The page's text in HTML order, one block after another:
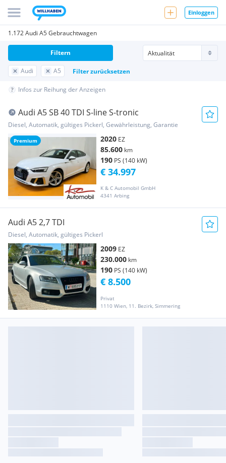
Einloggen
1.172 Audi A5 Gebrauchtwagen
Audi A5 Filter zurücksetzen
Filtern
Infos zur Reihung der Anzeigen
Premium
Audi A5 SB 40 TDI S-line S-tronic
Diesel, Automatik, gültiges Pickerl, Gewährleistung, Garantie
2020 EZ
85.600 km
190 PS (140 kW)
K & C Automobil GmbH
4341 Arbing
€ 34.997
Audi A5 2,7 TDI
Diesel, Automatik, gültiges Pickerl
2009 EZ
230.000 km
190 PS (140 kW)
Privat
1110 Wien, 11. Bezirk, Simmering
€ 8.500